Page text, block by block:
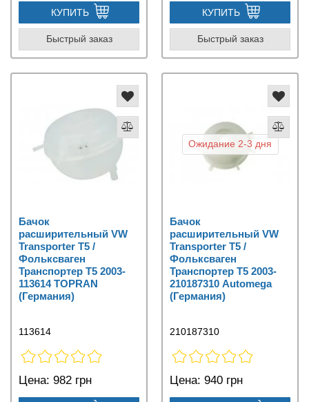
КУПИТЬ
Быстрый заказ
КУПИТЬ
Быстрый заказ
Бачок
расширительный VW
Transporter T5 /
Фольксваген
Транспортер Т5 2003-
113614 TOPRAN
(Германия)
113614
Цена: 982 грн
Ожидание 2-3 дня
Бачок
расширительный VW
Transporter T5 /
Фольксваген
Транспортер Т5 2003-
210187310 Automega
(Германия)
210187310
Цена: 940 грн